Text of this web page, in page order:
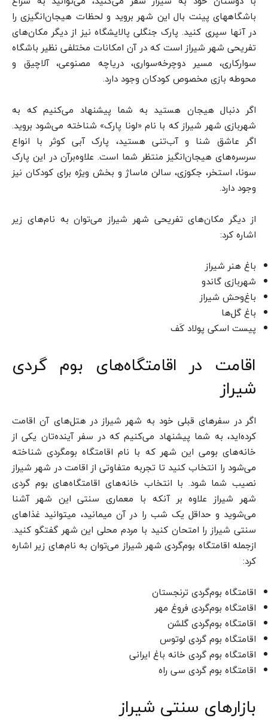
باشگاه­های پینت بال این شهر بروید و لحظات هیجان‌انگیزی را
در آن­ها سپری کنید. پارک جنگلی پالایشگاه نیز از دیگر مکان‌های
تفریحی شهر شیراز است که در آن امکانات مختلفی نظیر باشگاه
سوارکاری، مسیر دوچرخه‌سواری، دریاچه مصنوعی، آلاچیق و
محوطه بازی مخصوص کودکان وجود دارد.
اگر دنبال هیجان هستید به شما پیشنهاد می‌کنیم که به
شهربازی شهر شیراز که با نام «لونا پارک» شناخته می‌شود بروید.
اگر عاشق شنا و آب‌تنی هستید، پارک آبی کوثر با انواع
سرسره‌های هیجان‌انگیز منتظر شما است. علاوه‌برآن در این پارک
سونا، استخر، جکوزی، سالن ماساژ و بخش ویژه برای کودکان نیز
وجود دارد.
از دیگر مکان‌های تفریحی شهر شیراز می‌توان به نام‌های زیر
اشاره کرد:
باغ هنر شیراز
شهربازی گاندو
باغ‌وحش شیراز
باغ گل‌ها
پیست اسکی پولاد کَف
اقامت در اقامتگاه‌های بوم گردی
شیراز
اگر در سفرهای قبلی خود به شهر شیراز در هتل‌های آن اقامت
کرده‌اید، به شما پیشنهاد می‌کنیم که در سفر آینده‌تان یکی از
خانه‌های بومی این شهر که با نام اقامتگاه بوم­گردی شناخته
می‌شود را انتخاب کنید تا تجربه متفاوتی از اقامت در شهر شیراز
نصیب شما شود. با انتخاب خانه‌های اقامتگاه‌های بوم گردی
شهر شیراز علاوه بر آنکه با معماری سنتی این شهر آشنا
می‌شوید و حداقل یک شب را در آن می­مانید، می­توانید غذاهای
سنتی شیراز را امتحان کنید با مردم محلی این شهر گفتگو کنید.
ازجمله اقامتگاه بوم‌گردی شهر شیراز می‌توان به نام‌های زیر اشاره
کرد:
اقامتگاه بوم‌گردی ترنجستان
اقامتگاه بوم‌گردی فروغ مهر
اقامتگاه بوم‌گردی گلشن
اقامتگاه بوم گردی لوتوس
اقامتگاه بوم گردی خانه باغ ایرانی
اقامتگاه بوم گردی سی راه
بازارهای سنتی شیراز